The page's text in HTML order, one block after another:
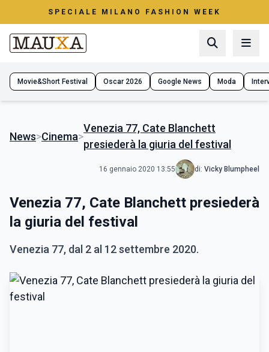
SPECIALE MILANO FASHION WEEK
Movie&Short Festival Oscar 2026 Google News Moda
News>Cinema>
Venezia 77, Cate Blanchett
presiederà la giuria del festival
16 gennaio 2020 13:55 di: Vicky Blumpheel
Venezia 77, Cate Blanchett presiederà
la giuria del festival
Venezia 77, dal 2 al 12 settembre 2020.